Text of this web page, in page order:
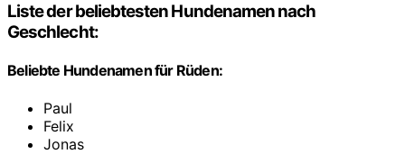
Liste der beliebtesten Hundenamen nach
Geschlecht:
Beliebte Hundenamen für Rüden:
Paul
Felix
Jonas